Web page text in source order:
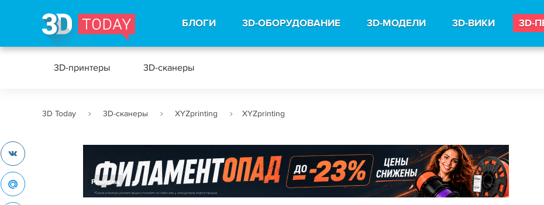
БЛОГИ 3D-ОБОРУДОВАНИЕ 3D-МОДЕЛИ 3D-ВИКИ 3D-
3D-принтеры 3D-сканеры
3D Today 3D-сканеры XYZprinting XYZprinting
Реклама